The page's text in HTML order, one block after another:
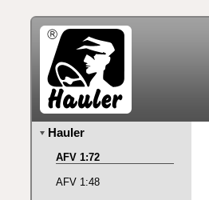
Hauler
AFV 1:72
AFV 1:48